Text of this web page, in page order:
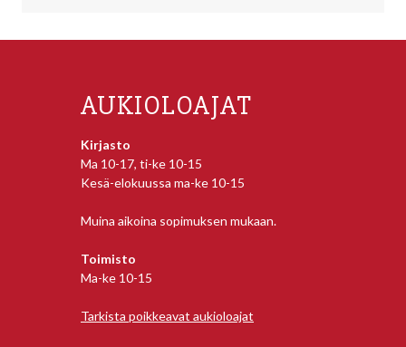
AUKIOLOAJAT
Kirjasto
Ma 10-17, ti-ke 10-15
Kesä-elokuussa ma-ke 10-15
Muina aikoina sopimuksen mukaan.
Toimisto
Ma-ke 10-15
Tarkista poikkeavat aukioloajat